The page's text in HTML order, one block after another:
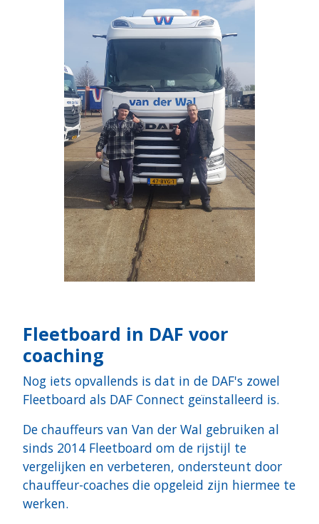
Fleetboard in DAF voor
coaching
Nog iets opvallends is dat in de DAF's zowel
Fleetboard als DAF Connect geïnstalleerd is.
De chauffeurs van Van der Wal gebruiken al
sinds 2014 Fleetboard om de rijstijl te
vergelijken en verbeteren, ondersteunt door
chauffeur-coaches die opgeleid zijn hiermee te
werken.